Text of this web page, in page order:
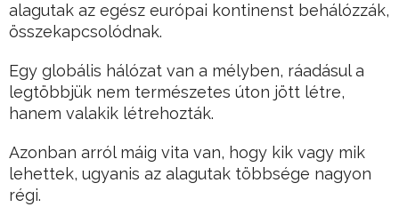
alagutak az egész európai kontinenst behálózzák,
összekapcsolódnak.
Egy globális hálózat van a mélyben, ráadásul a
legtöbbjük nem természetes úton jött létre,
hanem valakik létrehozták.
Azonban arról máig vita van, hogy kik vagy mik
lehettek, ugyanis az alagutak többsége nagyon
régi.